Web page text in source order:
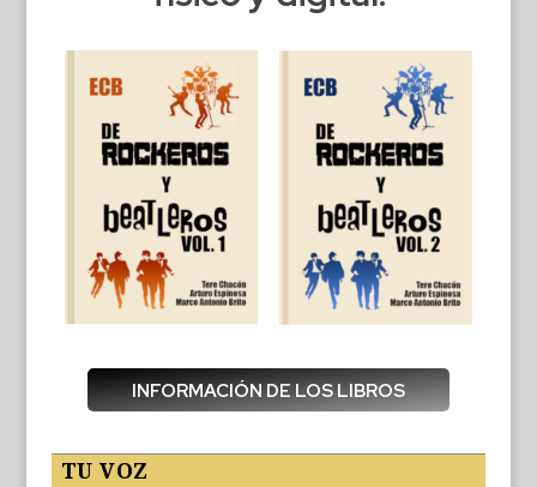
INFORMACIÓN DE LOS LIBROS
TU VOZ